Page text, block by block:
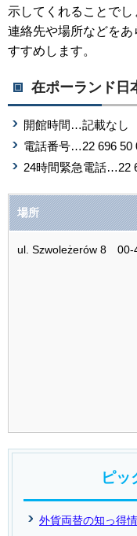
示してくれることでし
連絡先や場所などを
すすめします。
在ポーランド日
開館時間…記載なし
電話番号…22 696 50
24時間緊急電話…22
場所
ul. Szwoleżerów 8 00-
ピッ
外貨両替の知っ得